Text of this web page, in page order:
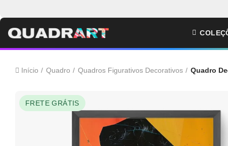
Início Quadro Quadros Figurativos Decorativos Quadro
FRETE GRÁTIS